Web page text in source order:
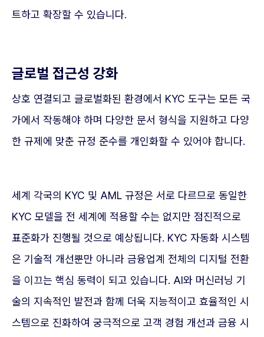
트하고 확장할 수 있습니다.
글로벌 접근성 강화
상호 연결되고 글로벌화된 환경에서 KYC 도구는 모든 국
가에서 작동해야 하며 다양한 문서 형식을 지원하고 다양
한 규제에 맞춘 규정 준수를 개인화할 수 있어야 합니다.
세계 각국의 KYC 및 AML 규정은 서로 다르므로 동일한
KYC 모델을 전 세계에 적용할 수는 없지만 점진적으로
표준화가 진행될 것으로 예상됩니다. KYC 자동화 시스템
은 기술적 개선뿐만 아니라 금융업계 전체의 디지털 전환
을 이끄는 핵심 동력이 되고 있습니다. AI와 머신러닝 기
술의 지속적인 발전과 함께 더욱 지능적이고 효율적인 시
스템으로 진화하여 궁극적으로 고객 경험 개선과 금융 시